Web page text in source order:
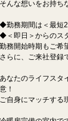
そんな想いをお持ち
◆勤務期間は＜最短2
◆＜即日＞からのス
勤務開始時期もご希
さらに、ご来社登録
あなたのライフスタ
意！
ご自身にマッチする